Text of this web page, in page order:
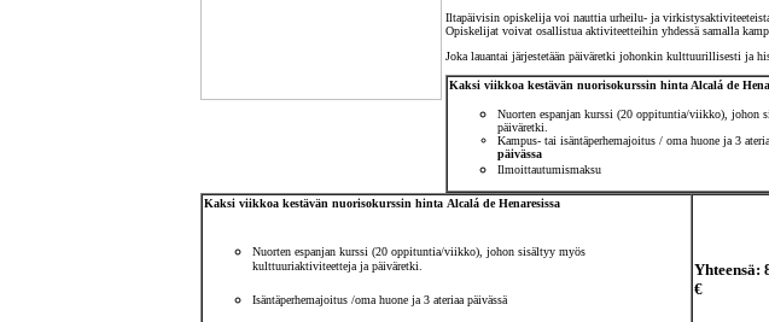
Iltapäivisin opiskelija voi nauttia urheilu- ja
Opiskelijat voivat osallistua aktiviteetteihin yhdessä samalla
Joka lauantai järjestetään päiväretki johonkin kulttuurillisesti ja
Kaksi viikkoa kestävän nuorisokurssin hinta Alcalá de
Nuorten espanjan kurssi (20 oppituntia/viikko), johon
päiväretki.
Kampus- tai isäntäperhemajoitus / oma huone ja 3
päivässa
Ilmoittautumismaksu
Kaksi viikkoa kestävän nuorisokurssin hinta Alcalá de Henaresissa
Nuorten espanjan kurssi (20 oppituntia/viikko), johon sisältyy myös
kulttuuriaktiviteetteja ja päiväretki.
Isäntäperhemajoitus /oma huone ja 3 ateriaa päivässä
Yhteensä:
€